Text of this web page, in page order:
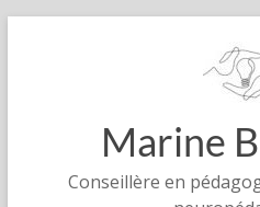
Marine
Conseillère en